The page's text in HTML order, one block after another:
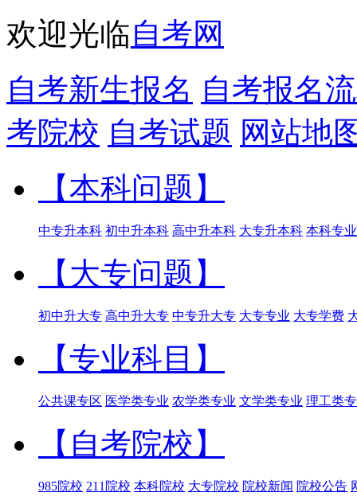
欢迎光临自考网
自考新生报名 自考报名
考院校 自考试题 网站地
【本科问题】
中专升本科 初中升本科 高中升本科 大专升本科 本科专业
【大专问题】
初中升大专 高中升大专 中专升大专 大专专业 大专学费
【专业科目】
公共课专区 医学类专业 农学类专业 文学类专业 理工类
【自考院校】
985院校 211院校 本科院校 大专院校 院校新闻 院校公告